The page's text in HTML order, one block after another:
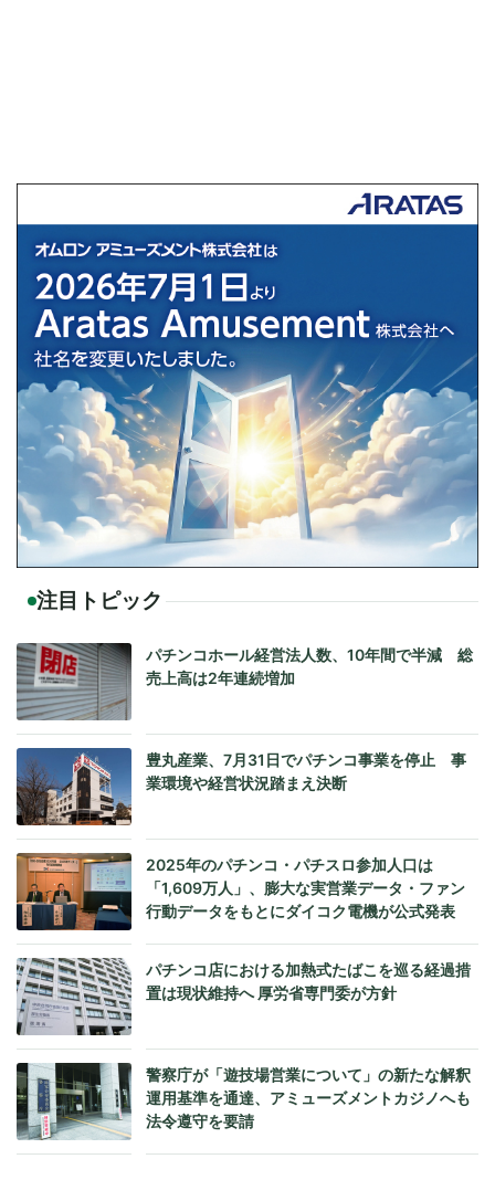
注目トピック
パチンコホール経営法人数、10年間で半減 総
売上高は2年連続増加
豊丸産業、7月31日でパチンコ事業を停止 事
業環境や経営状況踏まえ決断
2025年のパチンコ・パチスロ参加人口は
「1,609万人」、膨大な実営業データ・ファン
行動データをもとにダイコク電機が公式発表
パチンコ店における加熱式たばこを巡る経過措
置は現状維持へ 厚労省専門委が方針
警察庁が「遊技場営業について」の新たな解釈
運用基準を通達、アミューズメントカジノへも
法令遵守を要請